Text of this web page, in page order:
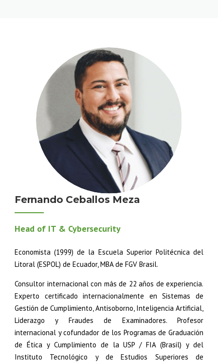
Fernando Ceballos Meza
Head of IT & Cybersecurity
Economista (1999) de la Escuela Superior Politécnica del
Litoral (ESPOL) de Ecuador, MBA de FGV Brasil.
Consultor internacional con más de 22 años de experiencia.
Experto certificado internacionalmente en Sistemas de
Gestión de Cumplimiento, Antisoborno, Inteligencia Artificial,
Liderazgo y Fraudes de Examinadores. Profesor
internacional y cofundador de los Programas de Graduación
de Ética y Cumplimiento de la USP / FIA (Brasil) y del
Instituto Tecnológico y de Estudios Superiores de